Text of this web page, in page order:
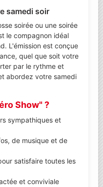
samedi soir
soirée ou une soirée
le compagnon idéal
L'émission est conçue
quel que soit votre
par le rythme et
abordez votre samedi
Show" ?
sympathiques et
de musique et de
satisfaire toutes les
et conviviale